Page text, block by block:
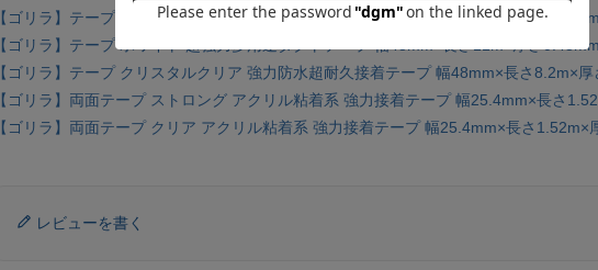
【ゴリラ】テープ ブラック 超強力多用途ダクトテープ 幅48mm×長さ11m×厚さ0.43mm
【ゴリラ】テープ ホワイト 超強力多用途ダクトテープ 幅48mm×長さ11m×厚さ0.43mm
【ゴリラ】テープ クリスタルクリア 強力防水超耐久接着テープ 幅48mm×長さ8.2m×
【ゴリラ】両面テープ ストロング アクリル粘着系 強力接着テープ 幅25.4mm×長さ
【ゴリラ】両面テープ クリア アクリル粘着系 強力接着テープ 幅25.4mm×長さ1.52m×
レビューを書く